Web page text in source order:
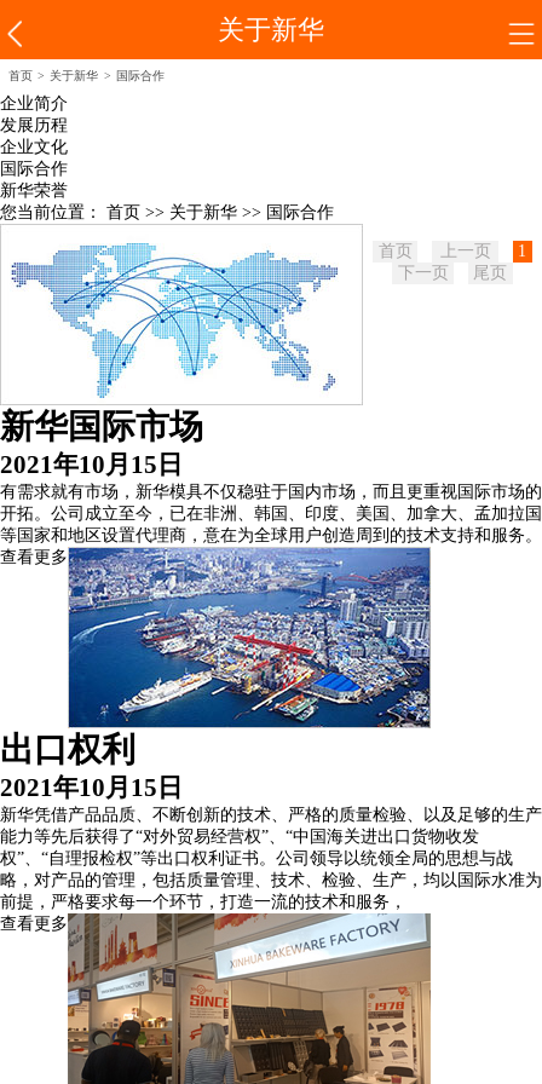
关于新华
首页 > 关于新华 > 国际合作
企业简介
发展历程
企业文化
国际合作
新华荣誉
您当前位置： 首页 >> 关于新华 >> 国际合作
新华国际市场
2021年10月15日
有需求就有市场，新华模具不仅稳驻于国内市场，而且更重视国际市场的
开拓。公司成立至今，已在非洲、韩国、印度、美国、加拿大、孟加拉国
等国家和地区设置代理商，意在为全球用户创造周到的技术支持和服务。
查看更多
出口权利
2021年10月15日
新华凭借产品品质、不断创新的技术、严格的质量检验、以及足够的生产
能力等先后获得了“对外贸易经营权”、“中国海关进出口货物收发
权”、“自理报检权”等出口权利证书。公司领导以统领全局的思想与战
略，对产品的管理，包括质量管理、技术、检验、生产，均以国际水准为
前提，严格要求每一个环节，打造一流的技术和服务，
查看更多
首页 上一页
1
下一页
尾页